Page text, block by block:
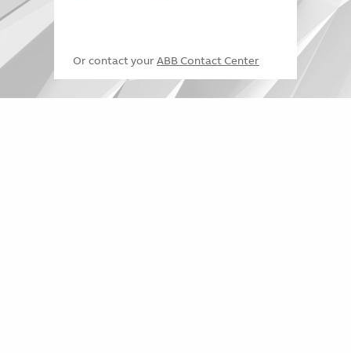
Or contact your ABB Contact Center